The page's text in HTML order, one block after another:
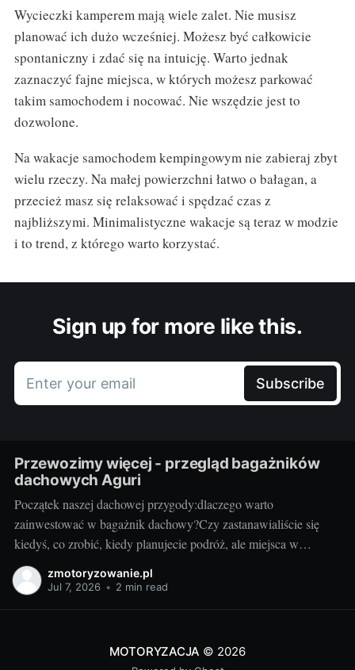
Wycieczki kamperem mają wiele zalet. Nie musisz
planować ich dużo wcześniej. Możesz być całkowicie
spontaniczny i zdać się na intuicję. Warto jednak
zaznaczyć fajne miejsca, w których możesz parkować
takim samochodem i nocować. Nie wszędzie jest to
dozwolone.
Na wakacje samochodem kempingowym nie zabieraj zbyt
wielu rzeczy. Na małej powierzchni łatwo o bałagan, a
przecież masz się relaksować i spędzać czas z
najbliższymi. Minimalistyczne wakacje są teraz w modzie
i to trend, z którego warto korzystać.
Sign up for more like this.
Enter your email Subscribe
Przewozimy więcej - przegląd bagażników
dachowych Aguri
Początek naszej dachowej przygody:dlaczego warto
zainwestować w bagażnik dachowy?Czy zastanawialiście się
kiedyś, co zrobić, kiedy planujecie podróż, ale miejsca w
bagażniku samochodowym zaczyna brakować? Rozwiązaniem
może być bagażnik dachowy! To praktyczny dodatek do
dodatkowy ładunek,
zmotoryzowanie.pl
Jul 7, 2026 • 2 min read
MOTORYZACJA © 2026